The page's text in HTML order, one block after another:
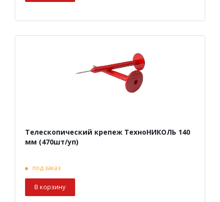
Телескопический крепеж ТехноНИКОЛЬ 140
мм (470шт/уп)
под заказ
В корзину